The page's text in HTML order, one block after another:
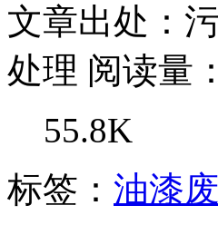
文章出处：
处理 阅读量：
55.8K
标签： 油漆